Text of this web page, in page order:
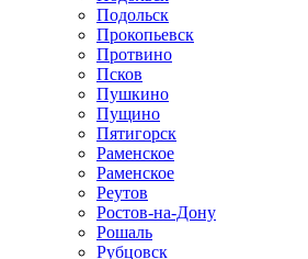
Подольск
Прокопьевск
Протвино
Псков
Пушкино
Пущино
Пятигорск
Раменское
Раменское
Реутов
Ростов-на-Дону
Рошаль
Рубцовск